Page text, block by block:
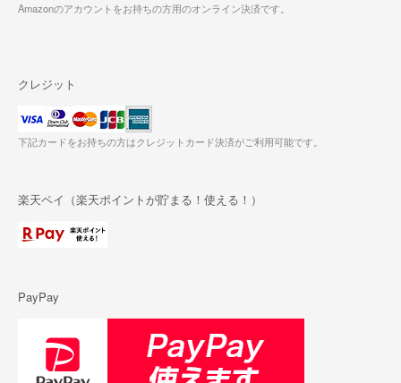
Amazonのアカウントをお持ちの方用のオンライン決済です。
クレジット
下記カードをお持ちの方はクレジットカード決済がご利用可能です。
楽天ペイ（楽天ポイントが貯まる！使える！）
PayPay